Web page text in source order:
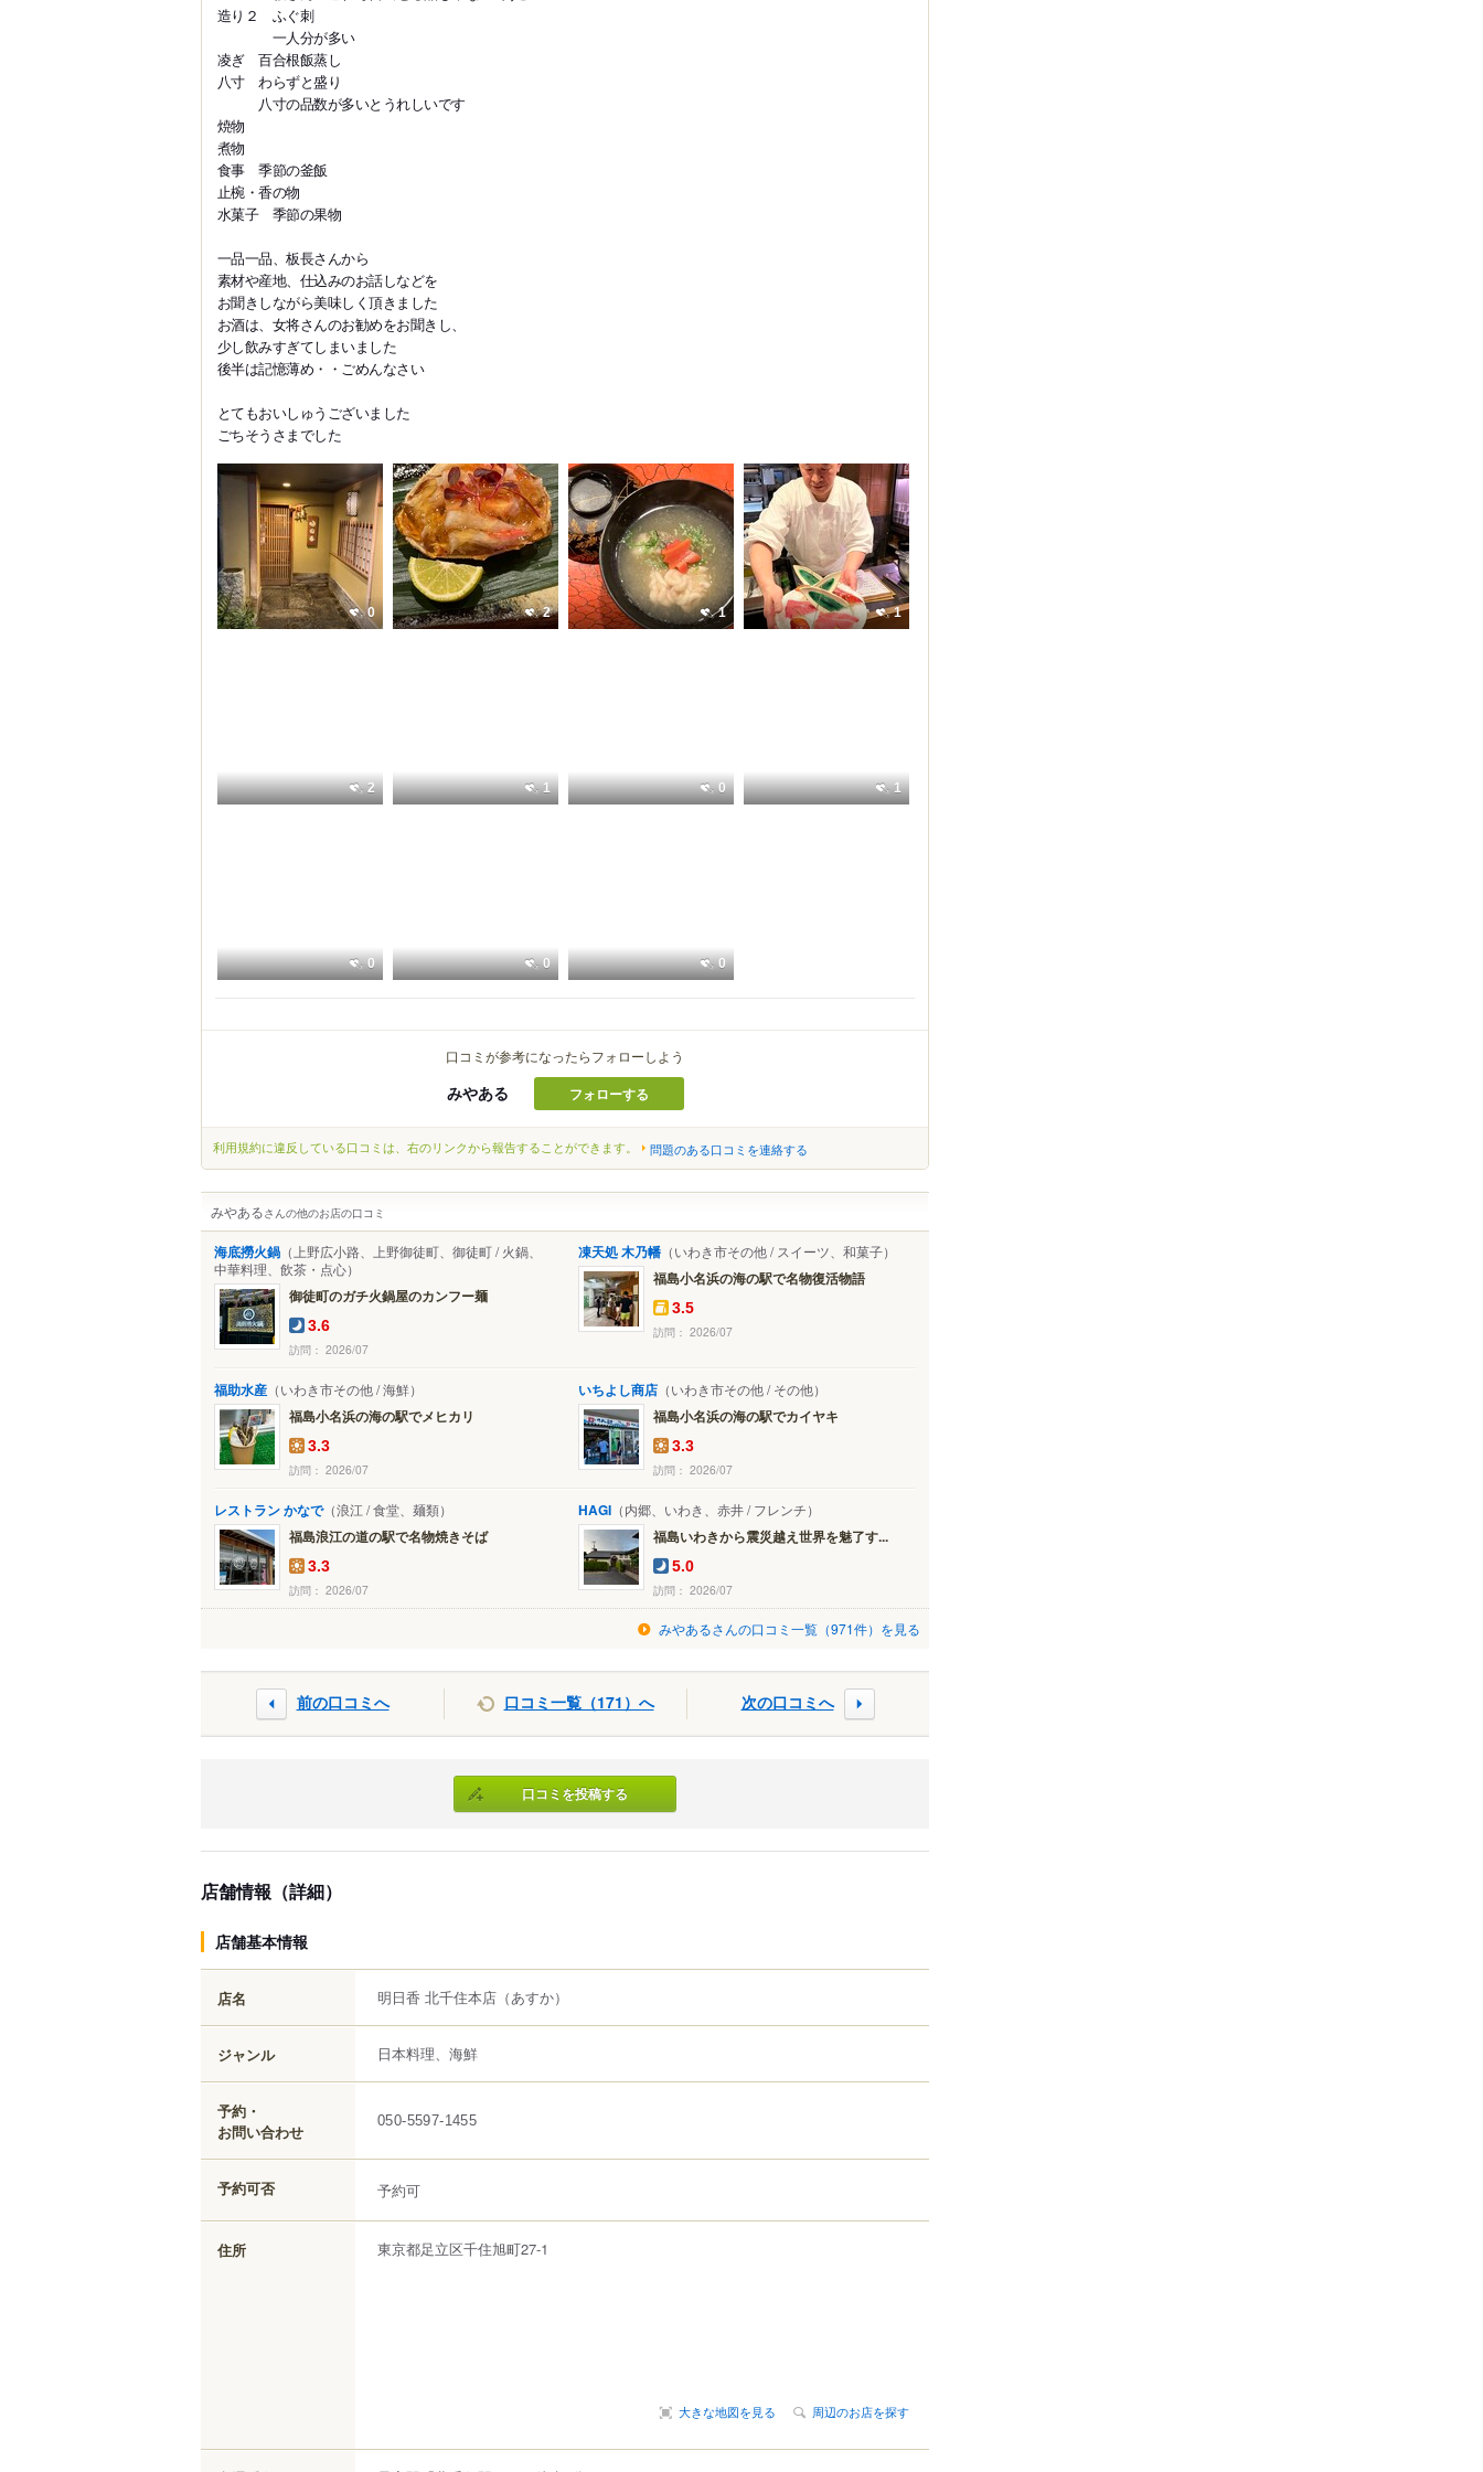
造り２ ふぐ刺
一人分が多い
凌ぎ 百合根飯蒸し
八寸 わらずと盛り
八寸の品数が多いとうれしいです
焼物
煮物
食事 季節の釜飯
止椀・香の物
水菓子 季節の果物
一品一品、板長さんから
素材や産地、仕込みのお話しなどを
お聞きしながら美味しく頂きました
お酒は、女将さんのお勧めをお聞きし、
少し飲みすぎてしまいました
後半は記憶薄め・・ごめんなさい
とてもおいしゅうございました
ごちそうさまでした
0 2 1 1
2 1 0 1
0 0 0
口コミが参考になったらフォローしよう
みやある フォローする
利用規約に違反している口コミは、右のリンクから報告することができます。 問題のある口コミを連絡する
みやあるさんの他のお店の口コミ
海底撈火鍋 （上野広小路、上野御徒町、御徒町 / 火鍋、
中華料理、飲茶・点心）
御徒町のガチ火鍋屋のカンフー麺
3.6
訪問： 2026/07
凍天処 木乃幡 （いわき市その他 / スイーツ、和菓子）
福島小名浜の海の駅で名物復活物語
3.5
訪問： 2026/07
福助水産 （いわき市その他 / 海鮮）
福島小名浜の海の駅でメヒカリ
3.3
訪問： 2026/07
いちよし商店 （いわき市その他 / その他）
福島小名浜の海の駅でカイヤキ
3.3
訪問： 2026/07
レストラン かなで（浪江 / 食堂、麺類）
福島浪江の道の駅で名物焼きそば
3.3
訪問： 2026/07
HAGI （内郷、いわき、赤井 / フレンチ）
福島いわきから震災越え世界を魅了す...
5.0
訪問： 2026/07
みやあるさんの口コミ一覧（971件）を見る
前の口コミへ 口コミ一覧（171）へ 次の口コミへ
口コミを投稿する
店舗情報（詳細）
店舗基本情報
店名 明日香 北千住本店 （あすか）
ジャンル 日本料理、海鮮
予約・
お問い合わせ
050-5597-1455
予約可否 予約可
住所 東京都足立区千住旭町27-1
大きな地図を見る 周辺のお店を探す